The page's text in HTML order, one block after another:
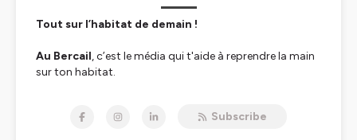
Tout sur l’habitat de demain !
Au Bercail, c’est le média qui t'aide à reprendre la main
sur ton habitat.
Juliette Fanny et Frédérique, on forme la
Subscribe